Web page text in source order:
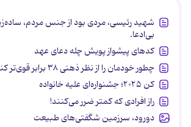
شهید رئیسی، مردی بود از جنس مردم،
بی‌ادعا.
کدهای پیشواز پویش چله دعای عهد
چطور خودمان را از نظر ذهنی ۳۸ برابر قوی‌تر کنیم؟
کن ۲۰۲۵؛ جشنواره‌ای علیه خانواده
راز افرادی که کمتر ضرر می‌کنند!
دورود، سرزمین شگفتی‌های طبیعت